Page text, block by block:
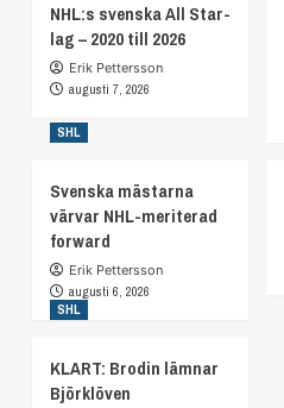
NHL:s svenska All Star-
lag – 2020 till 2026
Erik Pettersson
augusti 7, 2026
SHL
Svenska mästarna
värvar NHL-meriterad
forward
Erik Pettersson
augusti 6, 2026
SHL
KLART: Brodin lämnar
Björklöven